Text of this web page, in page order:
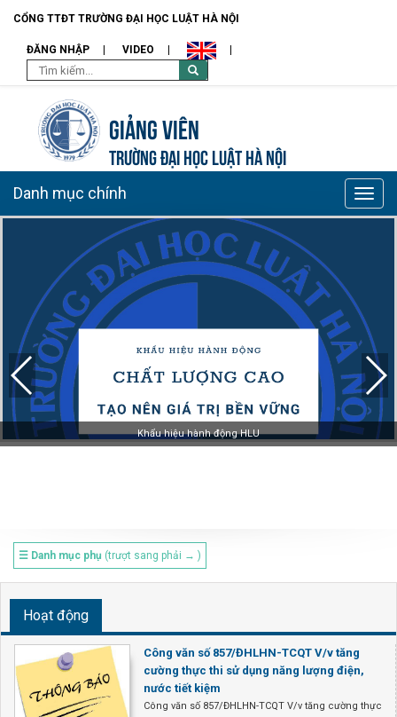
CỔNG TTĐT TRƯỜNG ĐẠI HỌC LUẬT HÀ NỘI
ĐĂNG NHẬP VIDEO
Giảng viên
TRƯỜNG ĐẠI HỌC LUẬT HÀ NỘI
Toggle
Danh mục chính
Khẩu hiệu hành động HLU
☰ Danh mục phụ (trượt sang phải → )
Hoạt động
Công văn số 857/ĐHLHN-TCQT V/v tăng
cường thực thi sử dụng năng lượng điện,
nước tiết kiệm
Công văn số 857/ĐHLHN-TCQT V/v tăng cường thực